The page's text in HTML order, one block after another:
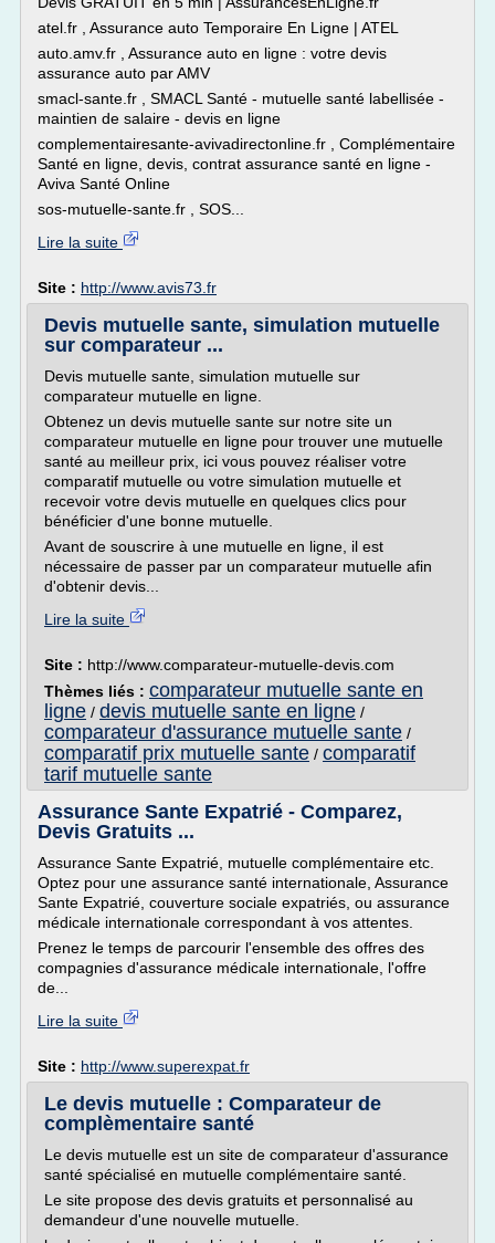
atel.fr , Assurance auto Temporaire En Ligne | ATEL
auto.amv.fr , Assurance auto en ligne : votre devis
assurance auto par AMV
smacl-sante.fr , SMACL Santé - mutuelle santé labellisée -
maintien de salaire - devis en ligne
complementairesante-avivadirectonline.fr , Complémentaire
Santé en ligne, devis, contrat assurance santé en ligne -
Aviva Santé Online
sos-mutuelle-sante.fr , SOS...
Lire la suite
Site : http://www.avis73.fr
Devis mutuelle sante, simulation mutuelle
sur comparateur ...
Devis mutuelle sante, simulation mutuelle sur
comparateur mutuelle en ligne.
Obtenez un devis mutuelle sante sur notre site un
comparateur mutuelle en ligne pour trouver une mutuelle
santé au meilleur prix, ici vous pouvez réaliser votre
comparatif mutuelle ou votre simulation mutuelle et
recevoir votre devis mutuelle en quelques clics pour
bénéficier d'une bonne mutuelle.
Avant de souscrire à une mutuelle en ligne, il est
nécessaire de passer par un comparateur mutuelle afin
d'obtenir devis...
Lire la suite
Site : http://www.comparateur-mutuelle-devis.com
Thèmes liés : comparateur mutuelle sante en
ligne / devis mutuelle sante en ligne /
comparateur d'assurance mutuelle sante /
comparatif prix mutuelle sante / comparatif
tarif mutuelle sante
Assurance Sante Expatrié - Comparez,
Devis Gratuits ...
Assurance Sante Expatrié, mutuelle complémentaire etc.
Optez pour une assurance santé internationale, Assurance
Sante Expatrié, couverture sociale expatriés, ou assurance
médicale internationale correspondant à vos attentes.
Prenez le temps de parcourir l'ensemble des offres des
compagnies d'assurance médicale internationale, l'offre
de...
Lire la suite
Site : http://www.superexpat.fr
Le devis mutuelle : Comparateur de
complèmentaire santé
Le devis mutuelle est un site de comparateur d'assurance
santé spécialisé en mutuelle complémentaire santé.
Le site propose des devis gratuits et personnalisé au
demandeur d'une nouvelle mutuelle.